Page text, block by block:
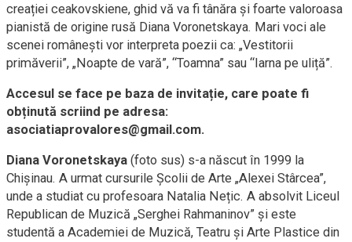
creației ceakovskiene, ghid vă va fi tânăra și foarte valoroasa
pianistă de origine rusă Diana Voronetskaya. Mari voci ale
scenei românești vor interpreta poezii ca: „Vestitorii
primăverii”, „Noapte de vară”, “Toamna” sau “Iarna pe uliță”.
Accesul se face pe baza de invitație, care poate fi
obținută scriind pe adresa:
asociatiaprovalores@gmail.com.
Diana Voronetskaya (foto sus) s-a născut în 1999 la
Chişinau. A urmat cursurile Școlii de Arte „Alexei Stârcea”,
unde a studiat cu profesoara Natalia Nețic. A absolvit Liceul
Republican de Muzică „Serghei Rahmaninov” și este
studentă a Academiei de Muzică, Teatru și Arte Plastice din